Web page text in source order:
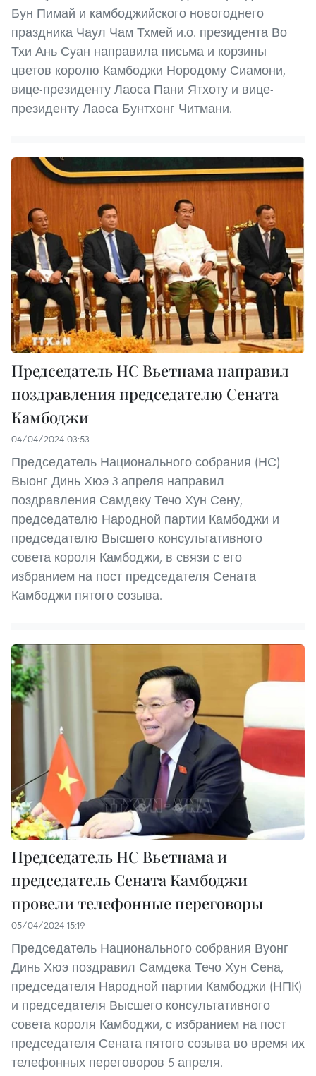
Бун Пимай и камбоджийского новогоднего
праздника Чаул Чам Тхмей и.о. президента Во
Тхи Ань Суан направила письма и корзины
цветов королю Камбоджи Нородому Сиамони,
вице-президенту Лаоса Пани Ятхоту и вице-
президенту Лаоса Бунтхонг Читмани.
Председатель НС Вьетнама направил
поздравления председателю Сената
Камбоджи
04/04/2024 03:53
Председатель Национального собрания (НС)
Выонг Динь Хюэ 3 апреля направил
поздравления Самдеку Течо Хун Сену,
председателю Народной партии Камбоджи и
председателю Высшего консультативного
совета короля Камбоджи, в связи с его
избранием на пост председателя Сената
Камбоджи пятого созыва.
Председатель НС Вьетнама и
председатель Сената Камбоджи
провели телефонные переговоры
05/04/2024 15:19
Председатель Национального собрания Вуонг
Динь Хюэ поздравил Самдека Течо Хун Сена,
председателя Народной партии Камбоджи (НПК)
и председателя Высшего консультативного
совета короля Камбоджи, с избранием на пост
председателя Сената пятого созыва во время их
телефонных переговоров 5 апреля.